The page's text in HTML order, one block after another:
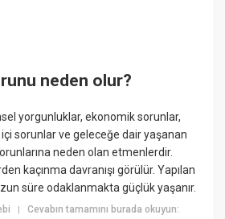
neden olur?
yorgunluklar, ekonomik sorunlar,
sorunlar ve geleceğe dair yaşanan
neden olan etmenlerdir.
kaçınma davranışı görülür. Yapılan
süre odaklanmakta güçlük yaşanır.
|Cevabın tamamını burada okuyun: